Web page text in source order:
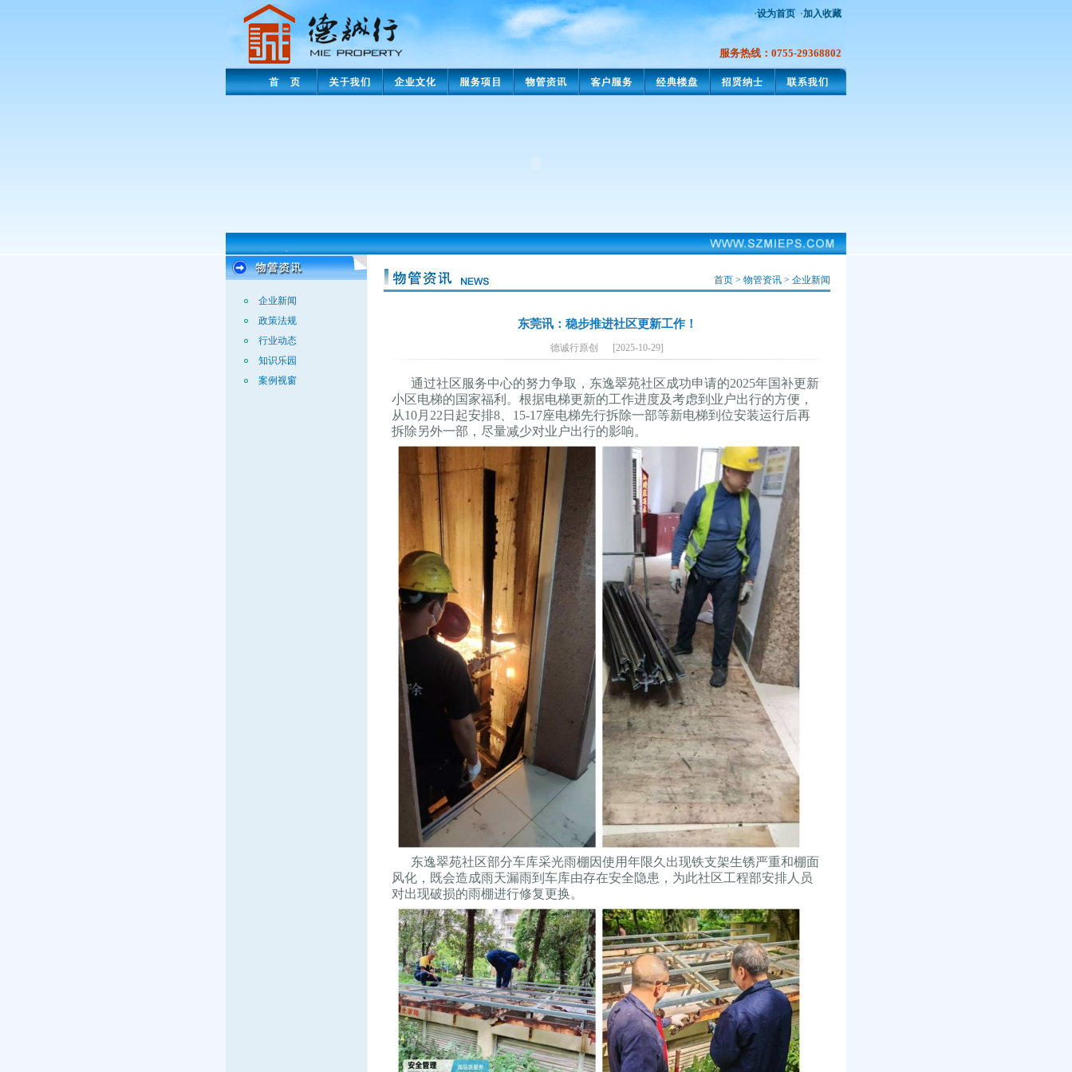
·设为首页 ·加入收藏
服务热线：0755-29368802
企业新闻
政策法规
行业动态
知识乐园
案例视窗
首页 > 物管资讯 > 企业新闻
东莞讯：稳步推进社区更新工作！
德诚行原创 [2025-10-29]
通过社区服务中心的努力争取，东逸翠苑社区成功申请的2025年国补更新
小区电梯的国家福利。根据电梯更新的工作进度及考虑到业户出行的方便，
从10月22日起安排8、15-17座电梯先行拆除一部等新电梯到位安装运行后再
拆除另外一部，尽量减少对业户出行的影响。
东逸翠苑社区部分车库采光雨棚因使用年限久出现铁支架生锈严重和棚面
风化，既会造成雨天漏雨到车库由存在安全隐患，为此社区工程部安排人员
对出现破损的雨棚进行修复更换。